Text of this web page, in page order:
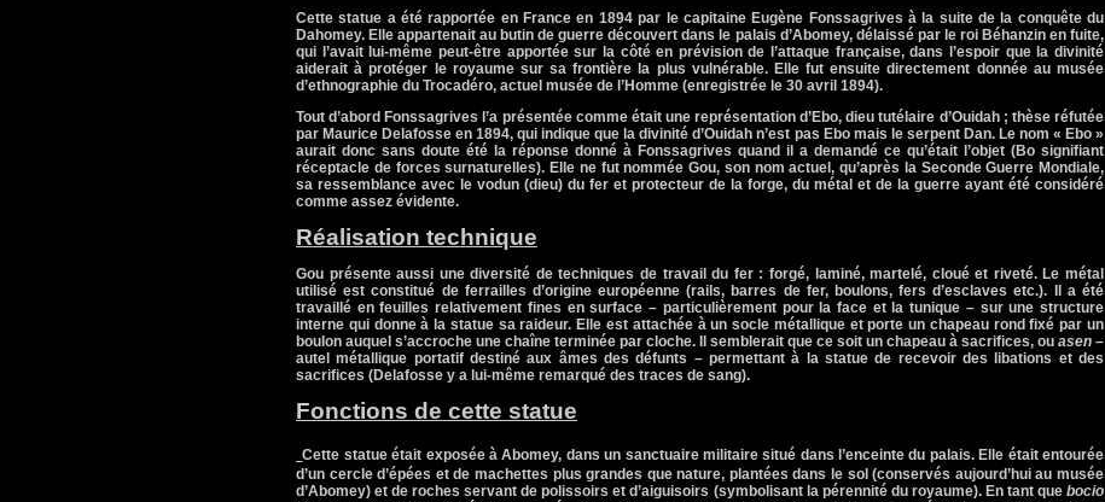
Cette statue a été rapportée en France en 1894 par le capitaine Eugène Fonssagrives à la suite de la conquête du
Dahomey. Elle appartenait au butin de guerre découvert dans le palais d’Abomey, délaissé par le roi Béhanzin en fuite,
qui l’avait lui-même peut-être apportée sur la côté en prévision de l’attaque française, dans l’espoir que la divinité
aiderait à protéger le royaume sur sa frontière la plus vulnérable. Elle fut ensuite directement donnée au musée
d’ethnographie du Trocadéro, actuel musée de l’Homme (enregistrée le 30 avril 1894).
Tout d’abord Fonssagrives l’a présentée comme était une représentation d’Ebo, dieu tutélaire d’Ouidah ; thèse réfutée
par Maurice Delafosse en 1894, qui indique que la divinité d’Ouidah n’est pas Ebo mais le serpent Dan. Le nom « Ebo »
aurait donc sans doute été la réponse donné à Fonssagrives quand il a demandé ce qu’était l’objet (Bo signifiant
réceptacle de forces surnaturelles). Elle ne fut nommée Gou, son nom actuel, qu’après la SecondeGuerre Mondiale,
sa ressemblance avec le vodun (dieu) du fer et protecteur de la forge, du métal et de la guerre ayant été considéré
comme assez évidente.
Réalisation technique
Gou présente aussi une diversité de techniques de travail du fer : forgé, laminé, martelé, cloué et riveté. Le métal
utilisé est constitué de ferrailles d’origine européenne (rails, barres de fer, boulons, fers d’esclaves etc.). Il a été
travaillé en feuilles relativement fines en surface – particulièrement pour la face et la tunique – sur une structure
interne qui donne à la statue sa raideur. Elle est attachée à un socle métallique et porte un chapeau rond fixé par un
boulon auquel s’accroche une chaîne terminée par cloche. Il semblerait que ce soit un chapeau à sacrifices, ou asen –
autel métallique portatif destiné aux âmes des défunts – permettant à la statue de recevoir des libations et des
sacrifices (Delafosse y a lui-même remarqué des traces de sang).
Fonctions de cette statue
Cette statue était exposée à Abomey, dans un sanctuaire militaire situé dans l’enceinte du palais. Elle était entourée
d’un cercle d’épées et de machettes plus grandes que nature, plantées dans le sol (conservés aujourd’hui au musée
d’Abomey) et de roches servant de polissoirs et d’aiguisoirs (symbolisant la pérennité du royaume). En tant que bocio